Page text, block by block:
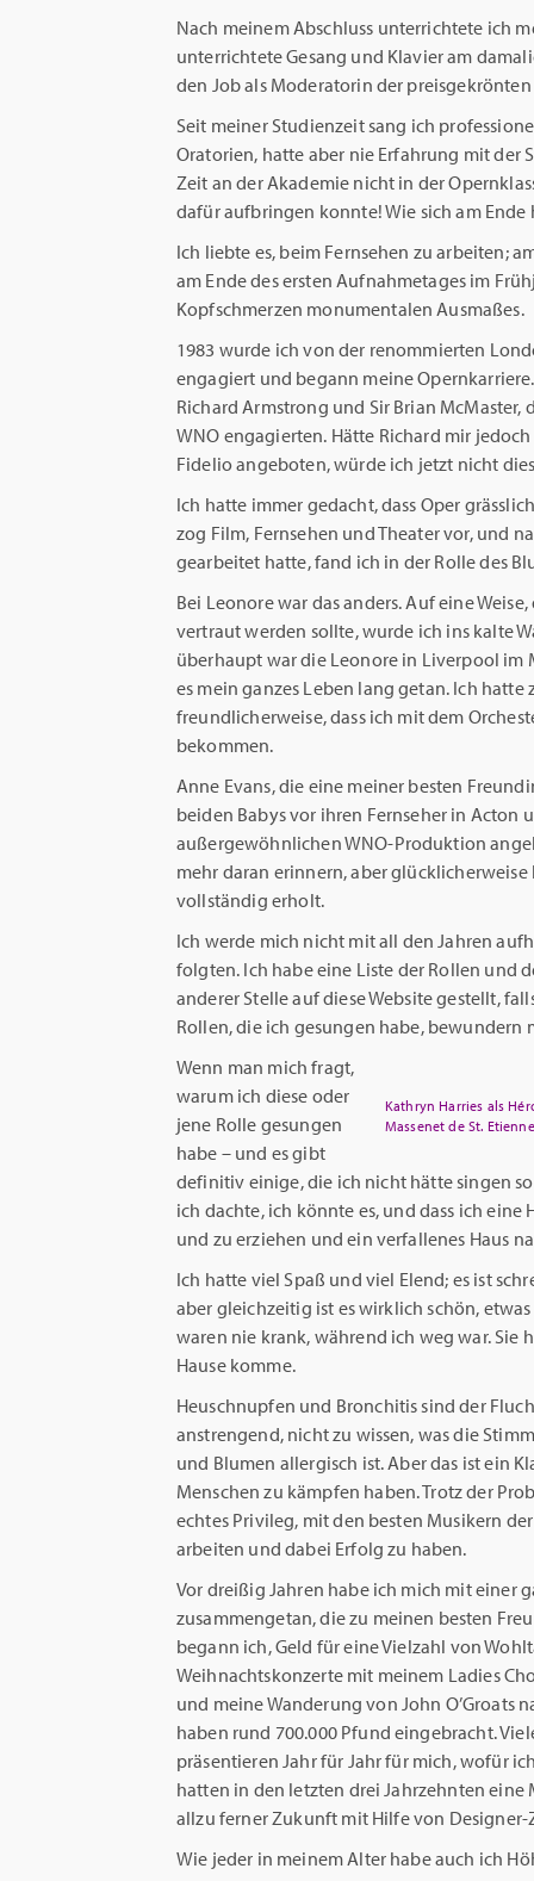
Nach meinem Abschluss unterrichtete ich
unterrichtete Gesang und Klavier am
den Job als Moderatorin der preisgekrönten
Seit meiner Studienzeit sang ich
Oratorien, hatte aber nie Erfahrung mit der
Zeit an der Akademie nicht in der
dafür aufbringen konnte! Wie sich am
Ich liebte es, beim Fernsehen zu arbeiten;
am Ende des ersten Aufnahmetages im
Kopfschmerzen monumentalen Ausmaßes.
1983 wurde ich von der renommierten
engagiert und begann meine
Richard Armstrong und Sir Brian
WNO engagierten. Hätte Richard mir
Fidelio angeboten, würde ich jetzt nicht
Ich hatte immer gedacht, dass Oper
zog Film, Fernsehen und Theater vor, und
gearbeitet hatte, fand ich in der Rolle des
Bei Leonore war das anders. Auf eine
vertraut werden sollte, wurde ich ins kalte
überhaupt war die Leonore in Liverpool im
es mein ganzes Leben lang getan. Ich
freundlicherweise, dass ich mit dem
bekommen.
Anne Evans, die eine meiner besten
beiden Babys vor ihren Fernseher in Acton
außergewöhnlichen WNO-Produktion
mehr daran erinnern, aber
vollständig erholt.
Ich werde mich nicht mit all den Jahren
folgten. Ich habe eine Liste der Rollen und
anderer Stelle auf diese Website gestellt,
Rollen, die ich gesungen habe, bewundern
Kathryn Harries als
Massenet de St. Etienne
Wenn man mich fragt,
warum ich diese oder
jene Rolle gesungen
habe – und es gibt
definitiv einige, die ich nicht hätte singen
ich dachte, ich könnte es, und dass ich
und zu erziehen und ein verfallenes Haus
Ich hatte viel Spaß und viel Elend; es ist
aber gleichzeitig ist es wirklich schön,
waren nie krank, während ich weg war. Sie
Hause komme.
Heuschnupfen und Bronchitis sind der
anstrengend, nicht zu wissen, was die
und Blumen allergisch ist. Aber das ist ein
Menschen zu kämpfen haben. Trotz der
echtes Privileg, mit den besten Musikern
arbeiten und dabei Erfolg zu haben.
Vor dreißig Jahren habe ich mich mit einer
zusammengetan, die zu meinen besten
begann ich, Geld für eine Vielzahl von
Weihnachtskonzerte mit meinem Ladies
und meine Wanderung von John O’Groats
haben rund 700.000 Pfund eingebracht.
präsentieren Jahr für Jahr für mich, wofür
hatten in den letzten drei Jahrzehnten eine
allzu ferner Zukunft mit Hilfe von
Wie jeder in meinem Alter habe auch ich